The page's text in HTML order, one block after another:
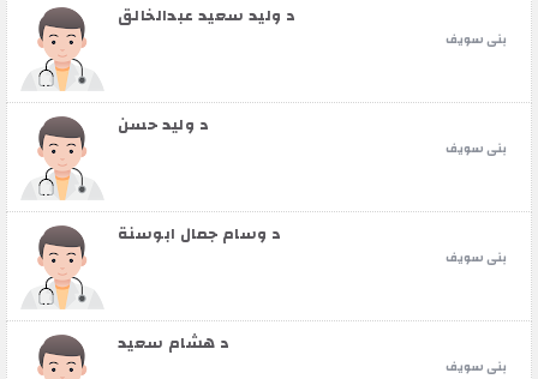
د وليد سعيد عبدالخالق
بنى سويف
د وليد حسن
بنى سويف
د وسام جمال ابوسنة
بنى سويف
د هشام سعيد
بنى سويف